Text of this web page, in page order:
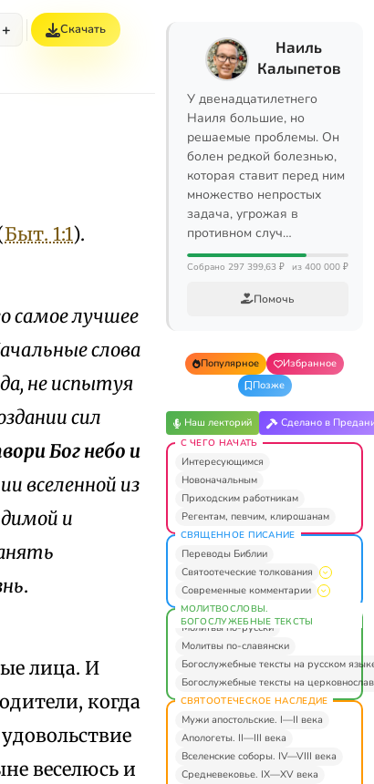
+ Скачать
Быт. 1:1).
самое лучшее
слова
не испытуя
сил
Бог небо и
вселенной из
и
.
лица. И
когда
веселюсь и
Наиль
Калыпетов
У двенадцатилетнего
Наиля большие, но
решаемые проблемы. Он
болен редкой болезнью,
которая ставит перед ним
множество непростых
задача, угрожая в
противном случ…
Собрано 297 399,63 ₽ из 400 000 ₽
Помочь
Популярное
Избранное
Позже
Наш лекторий Сделано в
С ЧЕГО НАЧАТЬ
Интересующимся
Новоначальным
Приходским работникам
Регентам, певчим, клирошанам
СВЯЩЕННОЕ ПИСАНИЕ
Переводы Библии
Святоотеческие толкования
Современные комментарии
МОЛИТВОСЛОВЫ.
БОГОСЛУЖЕБНЫЕ ТЕКСТЫ
Молитвы по-русски
Молитвы по-славянски
Богослужебные тексты на русском
Богослужебные тексты на
СВЯТООТЕЧЕСКОЕ НАСЛЕДИЕ
Мужи апостольские. I—II века
Апологеты. II—III века
Вселенские соборы. IV—VIII века
Средневековье. IX—XV века